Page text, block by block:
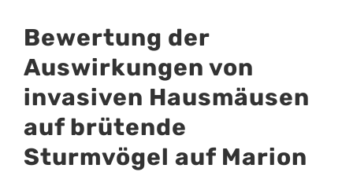
Larger
Image
Bewertung der
Auswirkungen von
invasiven Hausmäusen
auf brütende
Sturmvögel auf Marion